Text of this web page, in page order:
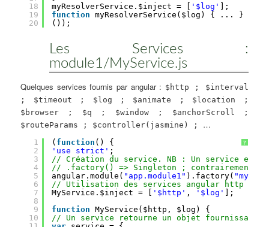
18
19
20
myResolverService.$inject = [
'$log'
];
function
myResolverService($log) { ... }
());
Les Services :
module1/MyService.js
Quelques services fournis par angular : $http ; $interval
; $timeout ; $log ; $animate ; $location ;
$browser ; $q ; $window ; $anchorScroll ;
$routeParams ; $controller(jasmine) ; …
?
1
2
3
4
5
6
7
8
9
10
( function () {
'use strict' ;
// Création du service. NB : Un service est
// .factory() => Singleton ; contrairement à
angular.module( "app.module1" ).factory(
// Utilisation des services angular http et
MyService.$inject = [
'$http' , '$log'
];
function
MyService($http, $log) {
// Un service retourne un objet fournissant